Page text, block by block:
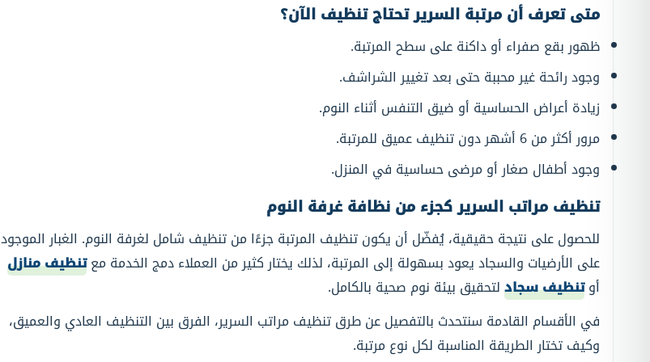
متى تعرف أن مرتبة السرير تحتاج تنظيف الآن؟
ظهور بقع صفراء أو داكنة على سطح المرتبة.
وجود رائحة غير محببة حتى بعد تغيير الشراشف.
زيادة أعراض الحساسية أو ضيق التنفس أثناء النوم.
مرور أكثر من 6 أشهر دون تنظيف عميق للمرتبة.
وجود أطفال صغار أو مرضى حساسية في المنزل.
تنظيف مراتب السرير كجزء من نظافة غرفة النوم
للحصول على نتيجة حقيقية، يُفضّل أن يكون تنظيف المرتبة جزءًا من تنظيف شامل لغرفة النوم. الغبار الموجود
على الأرضيات والسجاد يعود بسهولة إلى المرتبة، لذلك يختار كثير من العملاء دمج الخدمة معتنظيف منازل
أوتنظيف سجادلتحقيق بيئة نوم صحية بالكامل.
في الأقسام القادمة سنتحدث بالتفصيل عن طرق تنظيف مراتب السرير، الفرق بين التنظيف العادي والعميق،
وكيف تختار الطريقة المناسبة لكل نوع مرتبة.